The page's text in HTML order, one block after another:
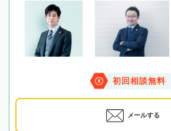
初回相談無料
メールする